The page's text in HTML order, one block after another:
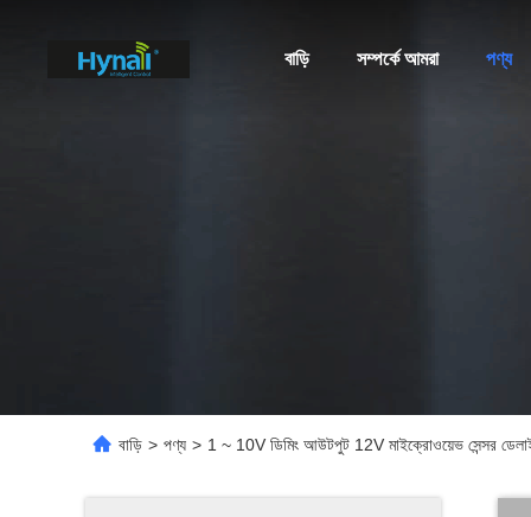
বাড়ি সম্পর্কে আমরা পণ্য
বাড়ি > পণ্য > 1 ~ 10V ডিমিং আউটপুট 12V মাইক্রোওয়েভ সেন্সর